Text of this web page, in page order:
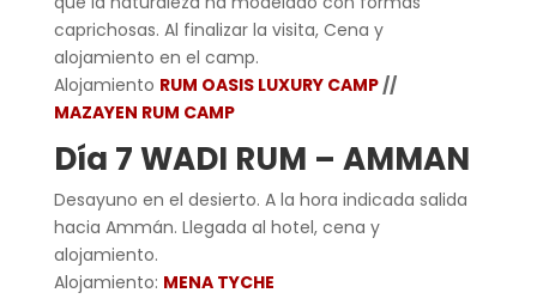
caprichosas. Al finalizar la visita, Cena y
alojamiento en el camp.
Alojamiento RUM OASIS LUXURY CAMP//
MAZAYEN RUM CAMP
Día 7 WADI RUM – AMMAN
Desayuno en el desierto. A la hora indicada salida
hacia Ammán. Llegada al hotel, cena y
alojamiento.
Alojamiento: MENA TYCHE